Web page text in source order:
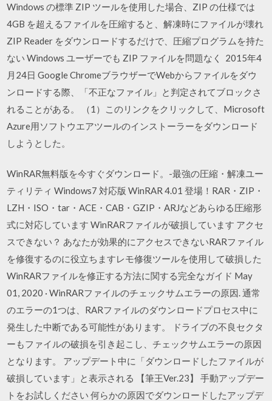
Windows の標準 ZIP ツールを使用した場合、ZIP の仕様では
4GB を超えるファイルを圧縮すると、解凍時にファイルが壊れ
ZIP Reader をダウンロードするだけで、圧縮プログラムを持た
ない Windows ユーザーでも ZIP ファイルを問題なく 2015年4
月24日 Google ChromeブラウザーでWebからファイルをダウ
ンロードする際、「不正なファイル」と判定されてブロックさ
れることがある。 （1）このリンクをクリックして、Microsoft
Azure用ソフトウエアツールのインストーラーをダウンロード
しようとした。
WinRAR無料版を今すぐダウンロード。-最強の圧縮・解凍ユー
ティリティ Windows7 対応版 WinRAR 4.01 登場！RAR・ZIP・
LZH・ISO・tar・ACE・CAB・GZIP・ARJなどあらゆる圧縮形
式に対応しています WinRARファイルが破損しています アクセ
スできない？ あなたが効果的にアクセスできないRARファイル
を修復するのに役立ちますレモ修復ツールを使用して破損した
WinRARファイルを修正する方法に関する完全なガイド May
01, 2020 · WinRARファイルのチェックサムエラーの原因. 通常
のエラーの1つは、RARファイルのダウンロードプロセス中に
発生した中断である可能性があります。 ドライブの不良セクタ
ーもファイルの破損を引き起こし、チェックサムエラーの原因
となります。 アップデート中に「ダウンロードしたファイルが
破損しています」と表示される 【筆王Ver.23】 手動アップデー
トをお試しください 何らかの原因でダウンロードしたアップデ